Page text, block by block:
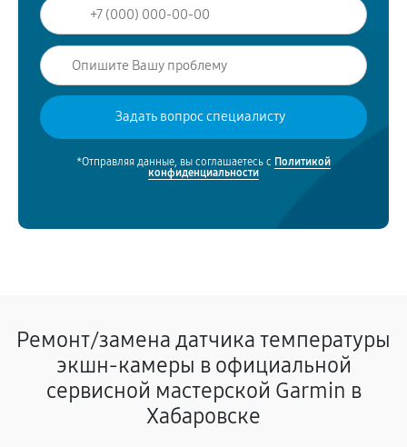
*Отправляя данные, вы соглашаетесь с Политикой
конфиденциальности
Ремонт/замена датчика температуры
экшн-камеры в официальной
сервисной мастерской Garmin в
Хабаровске